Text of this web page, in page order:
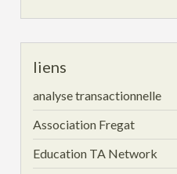
liens
analyse transactionnelle
Association Fregat
Education TA Network